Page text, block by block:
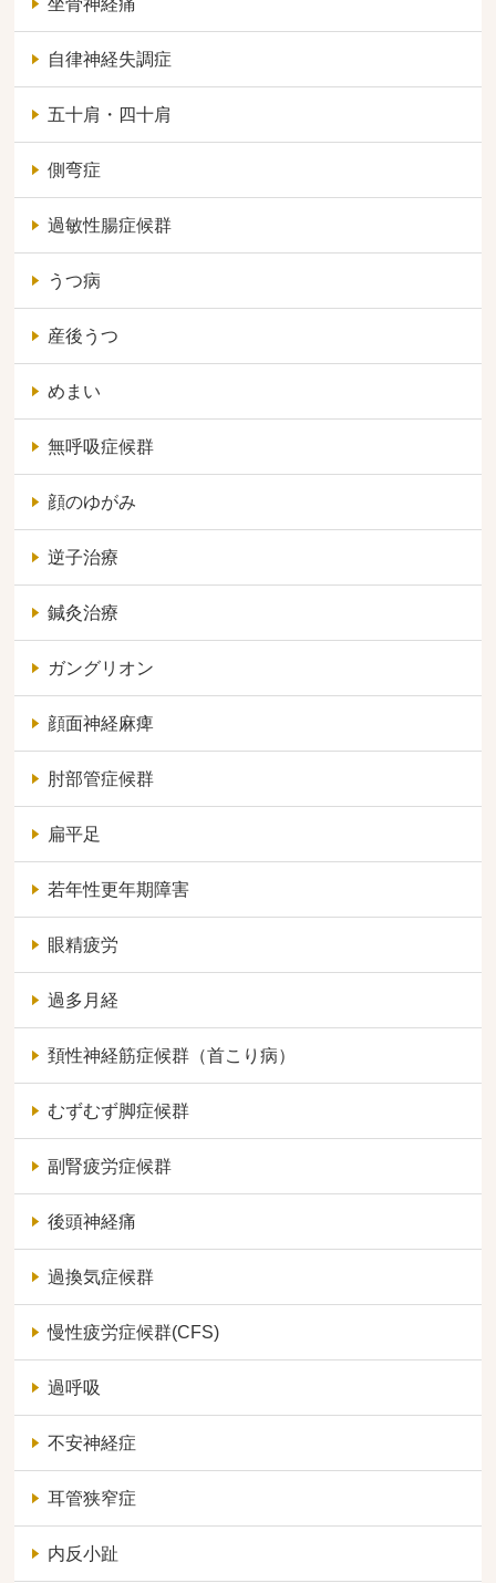
坐骨神経痛
自律神経失調症
五十肩・四十肩
側弯症
過敏性腸症候群
うつ病
産後うつ
めまい
無呼吸症候群
顔のゆがみ
逆子治療
鍼灸治療
ガングリオン
顔面神経麻痺
肘部管症候群
扁平足
若年性更年期障害
眼精疲労
過多月経
頚性神経筋症候群（首こり病）
むずむず脚症候群
副腎疲労症候群
後頭神経痛
過換気症候群
慢性疲労症候群(CFS)
過呼吸
不安神経症
耳管狭窄症
内反小趾